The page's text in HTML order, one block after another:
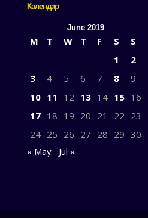
Календар
June 2019
M T W T F S
S
1
2
3
4 5 6 7 8
9
10 11 12 13 14 15 16
17 18 19 20 21 22 23
24 25 26 27 28 29 30
« May
Jul »